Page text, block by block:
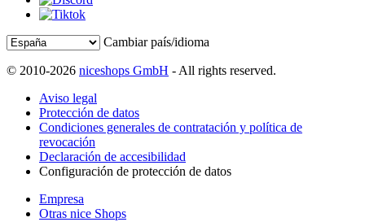
Cambiar país/idioma
© 2010-2026 niceshops GmbH - All rights reserved.
Aviso legal
Protección de datos
Condiciones generales de contratación y política de
revocación
Declaración de accesibilidad
Configuración de protección de datos
Empresa
Otras nice Shops